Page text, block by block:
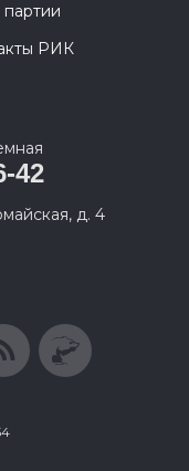
РИК
42
д. 4